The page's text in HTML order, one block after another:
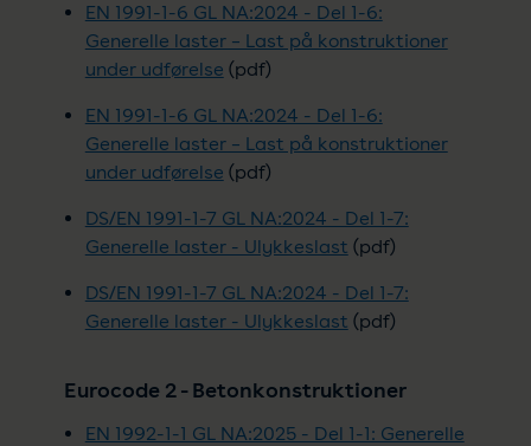
EN 1991-1-6 GL NA:2024 - Del 1-6:
Generelle laster – Last på konstruktioner
under udførelse (pdf)
EN 1991-1-6 GL NA:2024 - Del 1-6:
Generelle laster – Last på konstruktioner
under udførelse (pdf)
DS/EN 1991-1-7 GL NA:2024 - Del 1-7:
Generelle laster - Ulykkeslast (pdf)
DS/EN 1991-1-7 GL NA:2024 - Del 1-7:
Generelle laster - Ulykkeslast (pdf)
Eurocode 2 - Betonkonstruktioner
EN 1992-1-1 GL NA:2025 - Del 1-1: Generelle